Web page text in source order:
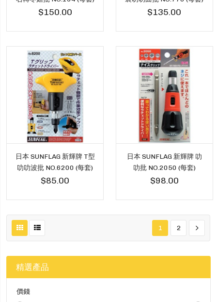
$150.00 $135.00
日本 SUNFLAG 新輝牌 T型
叻叻波批 NO.6200 (每套)
$85.00
日本 SUNFLAG 新輝牌 叻
叻批 NO.2050 (每套)
$98.00
1 2
精選產品
價錢